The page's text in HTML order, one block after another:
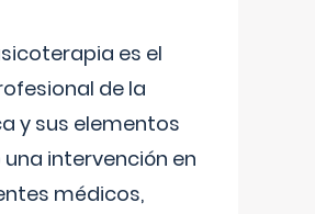
es el
de la
y sus elementos
intervención en
médicos,